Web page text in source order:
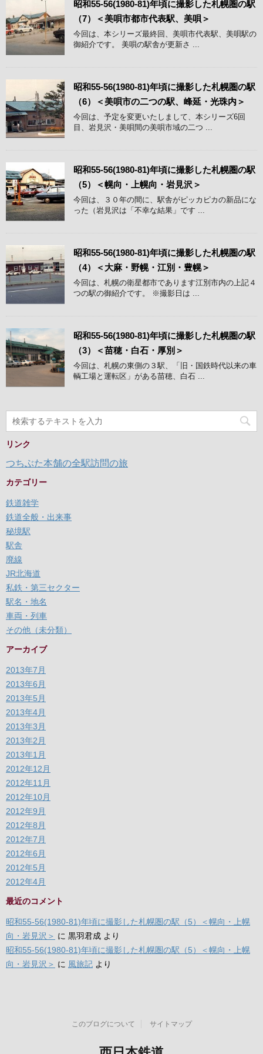
昭和55-56(1980-81)年頃に撮影した札幌圏の駅
（7）＜美唄市都市代表駅、美唄＞
今回は、本シリーズ最終回、美唄市代表駅、美唄駅の
御紹介です。 美唄の駅舎が更新さ ...
昭和55-56(1980-81)年頃に撮影した札幌圏の駅
（6）＜美唄市の二つの駅、峰延・光珠内＞
今回は、予定を変更いたしまして、本シリーズ6回
目、岩見沢・美唄間の美唄市域の二つ ...
昭和55-56(1980-81)年頃に撮影した札幌圏の駅
（5）＜幌向・上幌向・岩見沢＞
今回は、３０年の間に、駅舎がピッカピカの新品にな
った（岩見沢は「不幸な結果」です ...
昭和55-56(1980-81)年頃に撮影した札幌圏の駅
（4）＜大麻・野幌・江別・豊幌＞
今回は、札幌の衛星都市であります江別市内の上記４
つの駅の御紹介です。 ※撮影日は ...
昭和55-56(1980-81)年頃に撮影した札幌圏の駅
（3）＜苗穂・白石・厚別＞
今回は、札幌の東側の３駅、「旧・国鉄時代以来の車
輌工場と運転区」がある苗穂、白石 ...
リンク
つちぶた本舗の全駅訪問の旅
カテゴリー
鉄道雑学
鉄道全般・出来事
秘境駅
駅舎
廃線
JR北海道
私鉄・第三セクター
駅名・地名
車両・列車
その他（未分類）
アーカイブ
2013年7月
2013年6月
2013年5月
2013年4月
2013年3月
2013年2月
2013年1月
2012年12月
2012年11月
2012年10月
2012年9月
2012年8月
2012年7月
2012年6月
2012年5月
2012年4月
最近のコメント
昭和55-56(1980-81)年頃に撮影した札幌圏の駅（5）＜幌向・上幌
向・岩見沢＞ に 黒羽君成 より
昭和55-56(1980-81)年頃に撮影した札幌圏の駅（5）＜幌向・上幌
向・岩見沢＞ に 風旅記 より
このブログについて サイトマップ